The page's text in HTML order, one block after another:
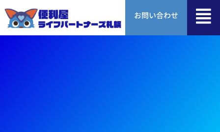
容
ス
お問い合わせ